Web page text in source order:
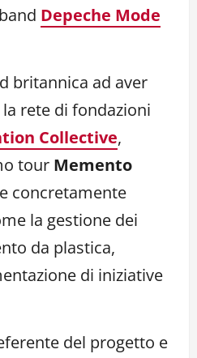
Depeche Mode
britannica ad aver
rete di fondazioni
Collective,
tour Memento
concretamente
la gestione dei
da plastica,
di iniziative
del progetto e